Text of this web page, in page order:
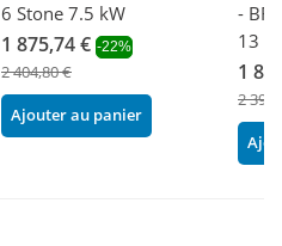
6 Stone 7.5 kW
1 875,74 € -22%
2 404,80 €
Ajouter au panier
-
13
1
2